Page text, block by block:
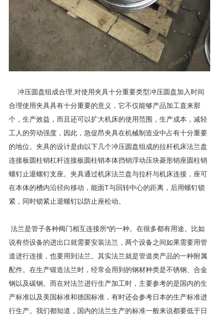
冲压圆盘组成合理,对使用夹具十分重要类型冲压圆盘加入时间
合理使用夹具具有十分重要的意义，它不仅能够产品加工直来那
个，生产效益，而且还可以扩大机床的使用范围，生产成本，减轻
工人的劳动强度，因此，急促昂夹具在机械制造业中占有十分重要
的地位。夹具的设计是由以下几个冲压圆盘组成的拉杆机床法兰盘
连接板圆柱销杠杆连接板圆柱销本体挡销浮动压块菱形销座圆柱销
螺钉止退螺钉支座。夹具通过机床法兰盘与拉杆与机床连接，座可
在本体的槽内沿径向移动，能面T与回转中心的距离，后用螺钉锁
紧，同时锁紧止退螺钉以防止座松动。
法兰是管子各种阀门相互连接所*的一种。在很多都有用途。比如
说有些设备的进出口就需要安装法兰，两个设备之间如果需要用管
道进行连接，也要用到法兰。其实法兰就是管道类产品的一种附属
配件。在生产锻造法兰时，经常会用到的钢材种类是不锈钢、合金
钢以及碳钢。而在对法兰进行生产加工时，主要参考的是国内的生
产标准以及美国标准和德国标准，有时还会参考日本的生产标准进
行生产。我们都知道，国内的法兰生产的标准一般来说都要低于日